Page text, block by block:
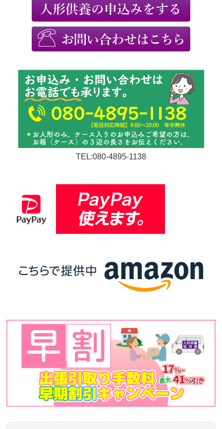
TEL:080-4895-1138